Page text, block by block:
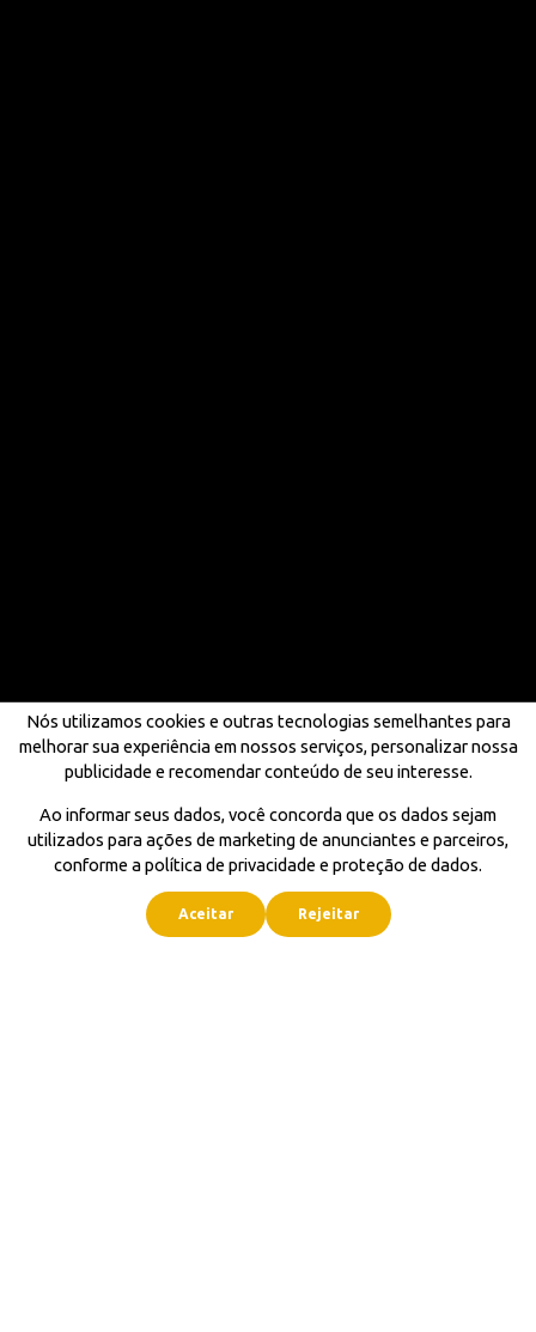
Nós utilizamos cookies e outras tecnologias semelhantes para
melhorar sua experiência em nossos serviços, personalizar nossa
publicidade e recomendar conteúdo de seu interesse.
Ao informar seus dados, você concorda que os dados sejam
utilizados para ações de marketing de anunciantes e parceiros,
conforme a política de privacidade e proteção de dados.
Aceitar Rejeitar